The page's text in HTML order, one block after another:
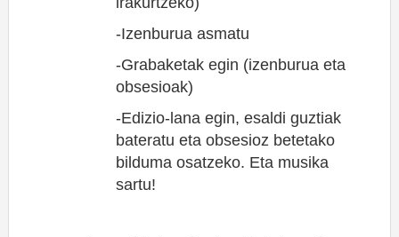
-Izenburua asmatu
-Grabaketak egin (izenburua eta
obsesioak)
-Edizio-lana egin, esaldi guztiak
bateratu eta obsesioz betetako
bilduma osatzeko. Eta musika
sartu!